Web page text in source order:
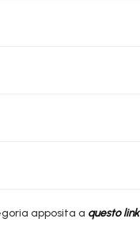
apposita a questo link